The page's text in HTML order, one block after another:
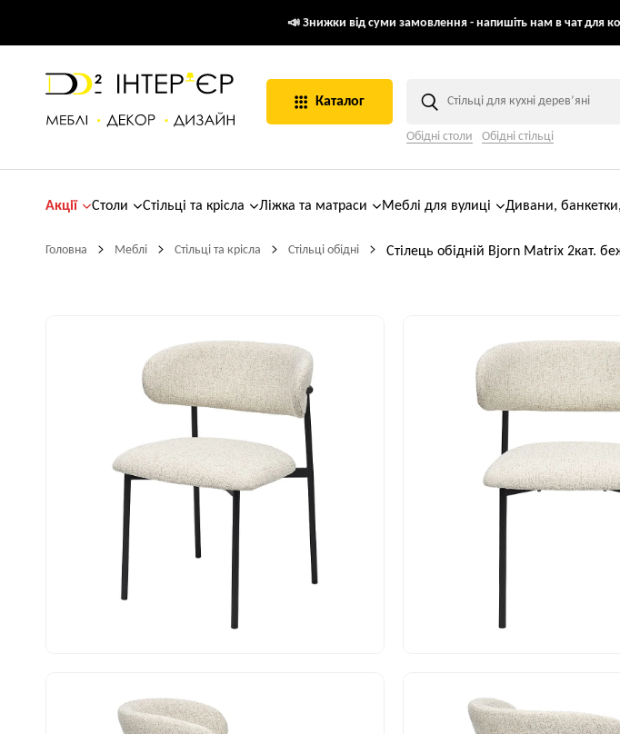
📣 Знижки від суми замовлення - напишіть нам в чат для
Каталог
Обідні столи Обідні стільці
Акції Столи Стільці та крісла Ліжка та матраси Меблі для вулиці Дивани,
Головна Меблі Стільці та крісла Стільці обідні Стілець обідній Bjorn Matrix 2кат.